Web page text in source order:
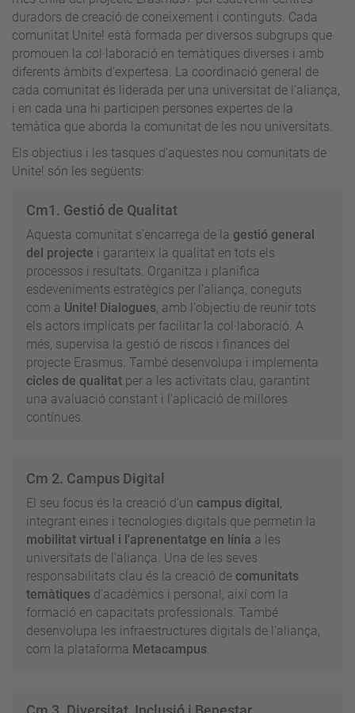
duradors de creació de coneixement i continguts. Cada
comunitat Unite! està formada per diversos subgrups que
promouen la col·laboració en temàtiques diverses i amb
diferents àmbits d’expertesa. La coordinació general de
cada comunitat és liderada per una universitat de l’aliança,
i en cada una hi participen persones expertes de la
temàtica que aborda la comunitat de les nou universitats.
Els objectius i les tasques d'aquestes nou comunitats de
Unite! són les següents:
Cm1. Gestió de Qualitat
Aquesta comunitat s’encarrega de la gestió general
del projecte i garanteix la qualitat en tots els
processos i resultats. Organitza i planifica
esdeveniments estratègics per l'aliança, coneguts
com a Unite! Dialogues, amb l'objectiu de reunir tots
els actors implicats per facilitar la col·laboració. A
més, supervisa la gestió de riscos i finances del
projecte Erasmus. També desenvolupa i implementa
cicles de qualitat per a les activitats clau, garantint
una avaluació constant i l'aplicació de millores
contínues.
Cm 2. Campus Digital
El seu focus és la creació d’un campus digital ,
integrant eines i tecnologies digitals que permetin la
mobilitat virtual i l'aprenentatge en línia a les
universitats de l'aliança. Una de les seves
responsabilitats clau és la creació de comunitats
temàtiques d'acadèmics i personal, així com la
formació en capacitats professionals. També
desenvolupa les infraestructures digitals de l'aliança,
com la plataforma Metacampus.